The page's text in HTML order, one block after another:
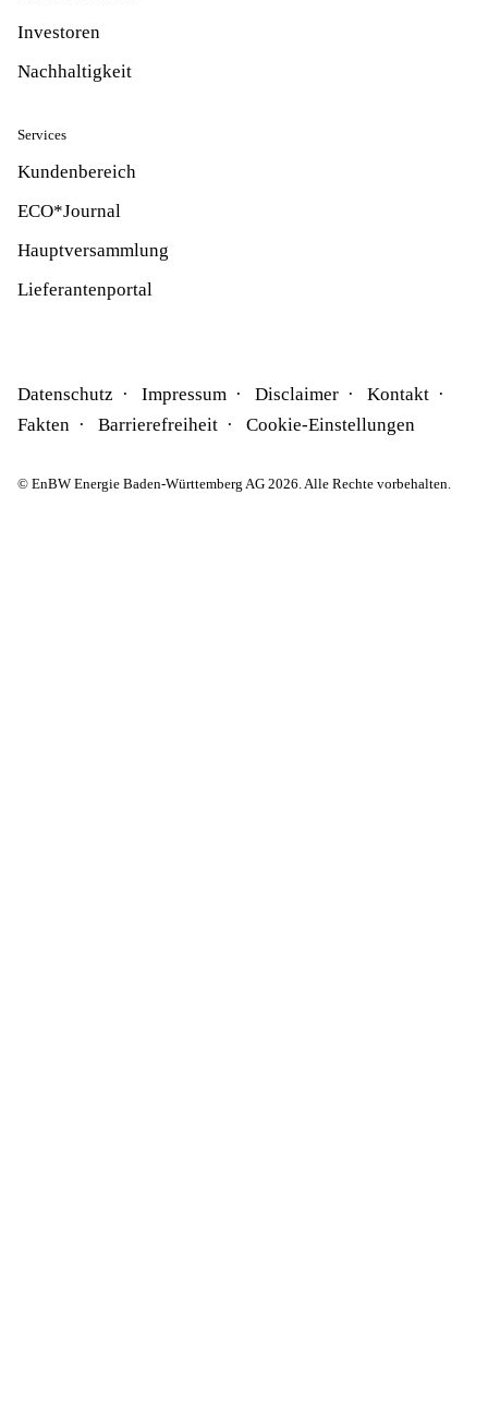
Investoren
Nachhaltigkeit
Services
Kundenbereich
ECO*Journal
Hauptversammlung
Lieferantenportal
Datenschutz Impressum Disclaimer
Kontakt
Fakten
Barrierefreiheit Cookie-Einstellungen
© EnBW Energie Baden-Württemberg AG 2026. Alle Rechte vorbehalten.